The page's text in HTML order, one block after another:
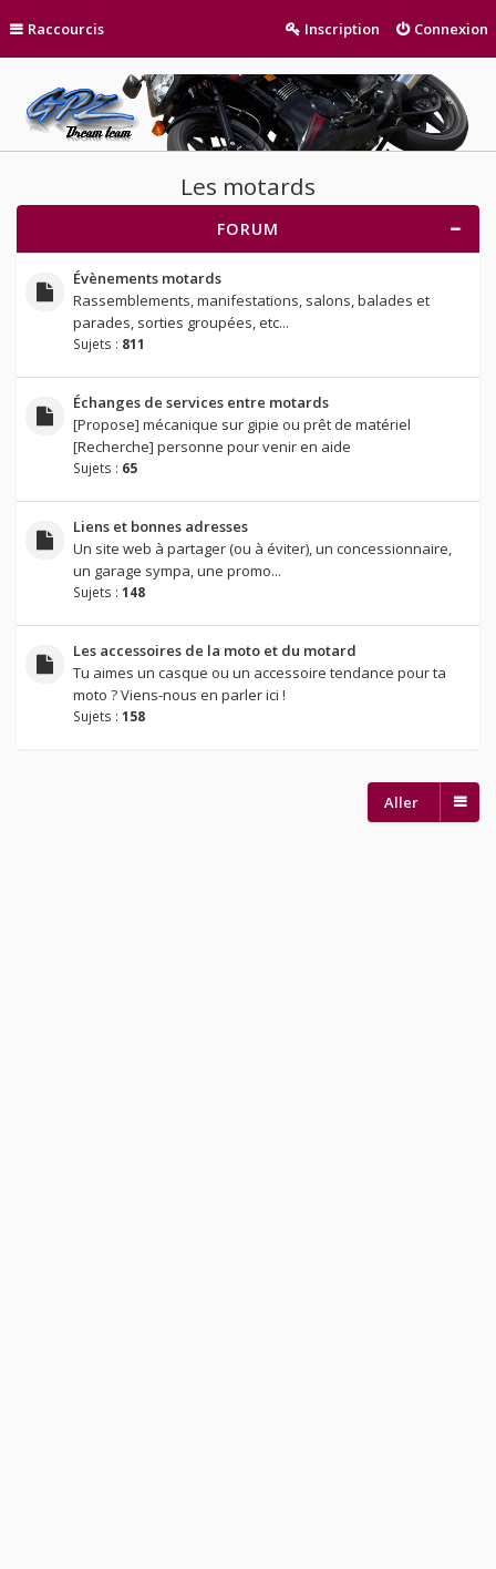
Raccourcis Connexion
Inscription
Les motards
FORUM
Évènements motards
Rassemblements, manifestations, salons, balades et
parades, sorties groupées, etc...
Sujets : 811
Échanges de services entre motards
[Propose] mécanique sur gipie ou prêt de matériel
[Recherche] personne pour venir en aide
Sujets : 65
Liens et bonnes adresses
Un site web à partager (ou à éviter), un concessionnaire,
un garage sympa, une promo...
Sujets : 148
Les accessoires de la moto et du motard
Tu aimes un casque ou un accessoire tendance pour ta
moto ? Viens-nous en parler ici !
Sujets : 158
Aller